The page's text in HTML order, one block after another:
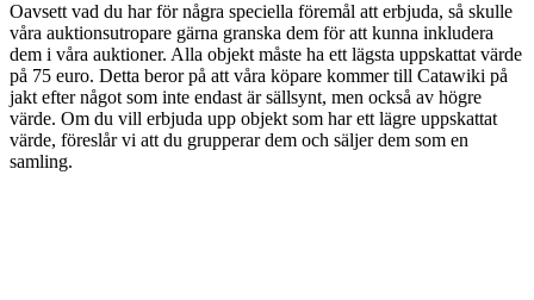
Oavsett vad du har för några speciella föremål att erbjuda, så skulle
våra auktionsutropare gärna granska dem för att kunna inkludera
dem i våra auktioner. Alla objekt måste ha ett lägsta uppskattat värde
på 75 euro. Detta beror på att våra köpare kommer till Catawiki på
jakt efter något som inte endast är sällsynt, men också av högre
värde. Om du vill erbjuda upp objekt som har ett lägre uppskattat
värde, föreslår vi att du grupperar dem och säljer dem som en
samling.